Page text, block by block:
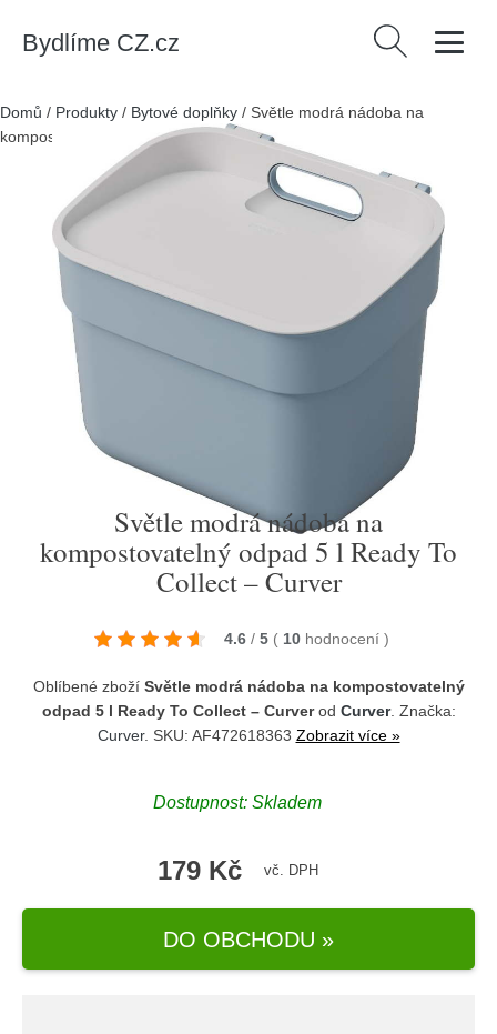
Bydlíme CZ.cz Vyhledávání
Domů / Produkty / Bytové doplňky / Světle modrá nádoba na
kompostovatelný odpad 5 l Ready To Collect – Curver
Světle modrá nádoba na
kompostovatelný odpad 5 l Ready To
Collect – Curver
4.6 / 5 ( 10 hodnocení )
Oblíbené zboží Světle modrá nádoba na kompostovatelný
odpad 5 l Ready To Collect – Curverod Curver. Značka:
Curver. SKU: AF472618363 Zobrazit více »
Dostupnost: Skladem
179 Kč vč. DPH
DO OBCHODU »